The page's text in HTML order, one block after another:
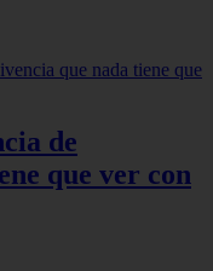
de
que ver con